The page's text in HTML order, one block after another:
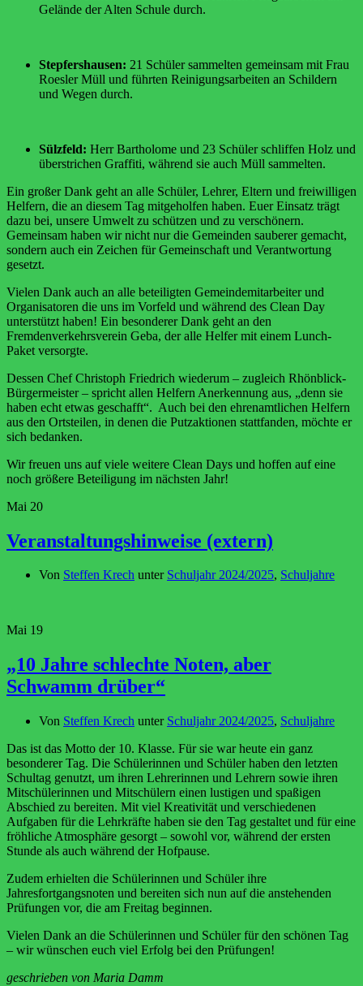
Gelände der Alten Schule durch.
Stepfershausen: 21 Schüler sammelten gemeinsam mit Frau
Roesler Müll und führten Reinigungsarbeiten an Schildern
und Wegen durch.
Sülzfeld: Herr Bartholome und 23 Schüler schliffen Holz und
überstrichen Graffiti, während sie auch Müll sammelten.
Ein großer Dank geht an alle Schüler, Lehrer, Eltern und freiwilligen
Helfern, die an diesem Tag mitgeholfen haben. Euer Einsatz trägt
dazu bei, unsere Umwelt zu schützen und zu verschönern.
Gemeinsam haben wir nicht nur die Gemeinden sauberer gemacht,
sondern auch ein Zeichen für Gemeinschaft und Verantwortung
gesetzt.
Vielen Dank auch an alle beteiligten Gemeindemitarbeiter und
Organisatoren die uns im Vorfeld und während des Clean Day
unterstützt haben! Ein besonderer Dank geht an den
Fremdenverkehrsverein Geba, der alle Helfer mit einem Lunch-
Paket versorgte.
Dessen Chef Christoph Friedrich wiederum – zugleich Rhönblick-
Bürgermeister – spricht allen Helfern Anerkennung aus, „denn sie
haben echt etwas geschafft“. Auch bei den ehrenamtlichen Helfern
aus den Ortsteilen, in denen die Putzaktionen stattfanden, möchte er
sich bedanken.
Wir freuen uns auf viele weitere Clean Days und hoffen auf eine
noch größere Beteiligung im nächsten Jahr!
Mai 20
Veranstaltungshinweise (extern)
Von Steffen Krech unter Schuljahr 2024/2025, Schuljahre
Mai 19
„10 Jahre schlechte Noten, aber
Schwamm drüber“
Von Steffen Krech unter Schuljahr 2024/2025, Schuljahre
Das ist das Motto der 10. Klasse. Für sie war heute ein ganz
besonderer Tag. Die Schülerinnen und Schüler haben den letzten
Schultag genutzt, um ihren Lehrerinnen und Lehrern sowie ihren
Mitschülerinnen und Mitschülern einen lustigen und spaßigen
Abschied zu bereiten. Mit viel Kreativität und verschiedenen
Aufgaben für die Lehrkräfte haben sie den Tag gestaltet und für eine
fröhliche Atmosphäre gesorgt – sowohl vor, während der ersten
Stunde als auch während der Hofpause.
Zudem erhielten die Schülerinnen und Schüler ihre
Jahresfortgangsnoten und bereiten sich nun auf die anstehenden
Prüfungen vor, die am Freitag beginnen.
Vielen Dank an die Schülerinnen und Schüler für den schönen Tag
– wir wünschen euch viel Erfolg bei den Prüfungen!
geschrieben von Maria Damm